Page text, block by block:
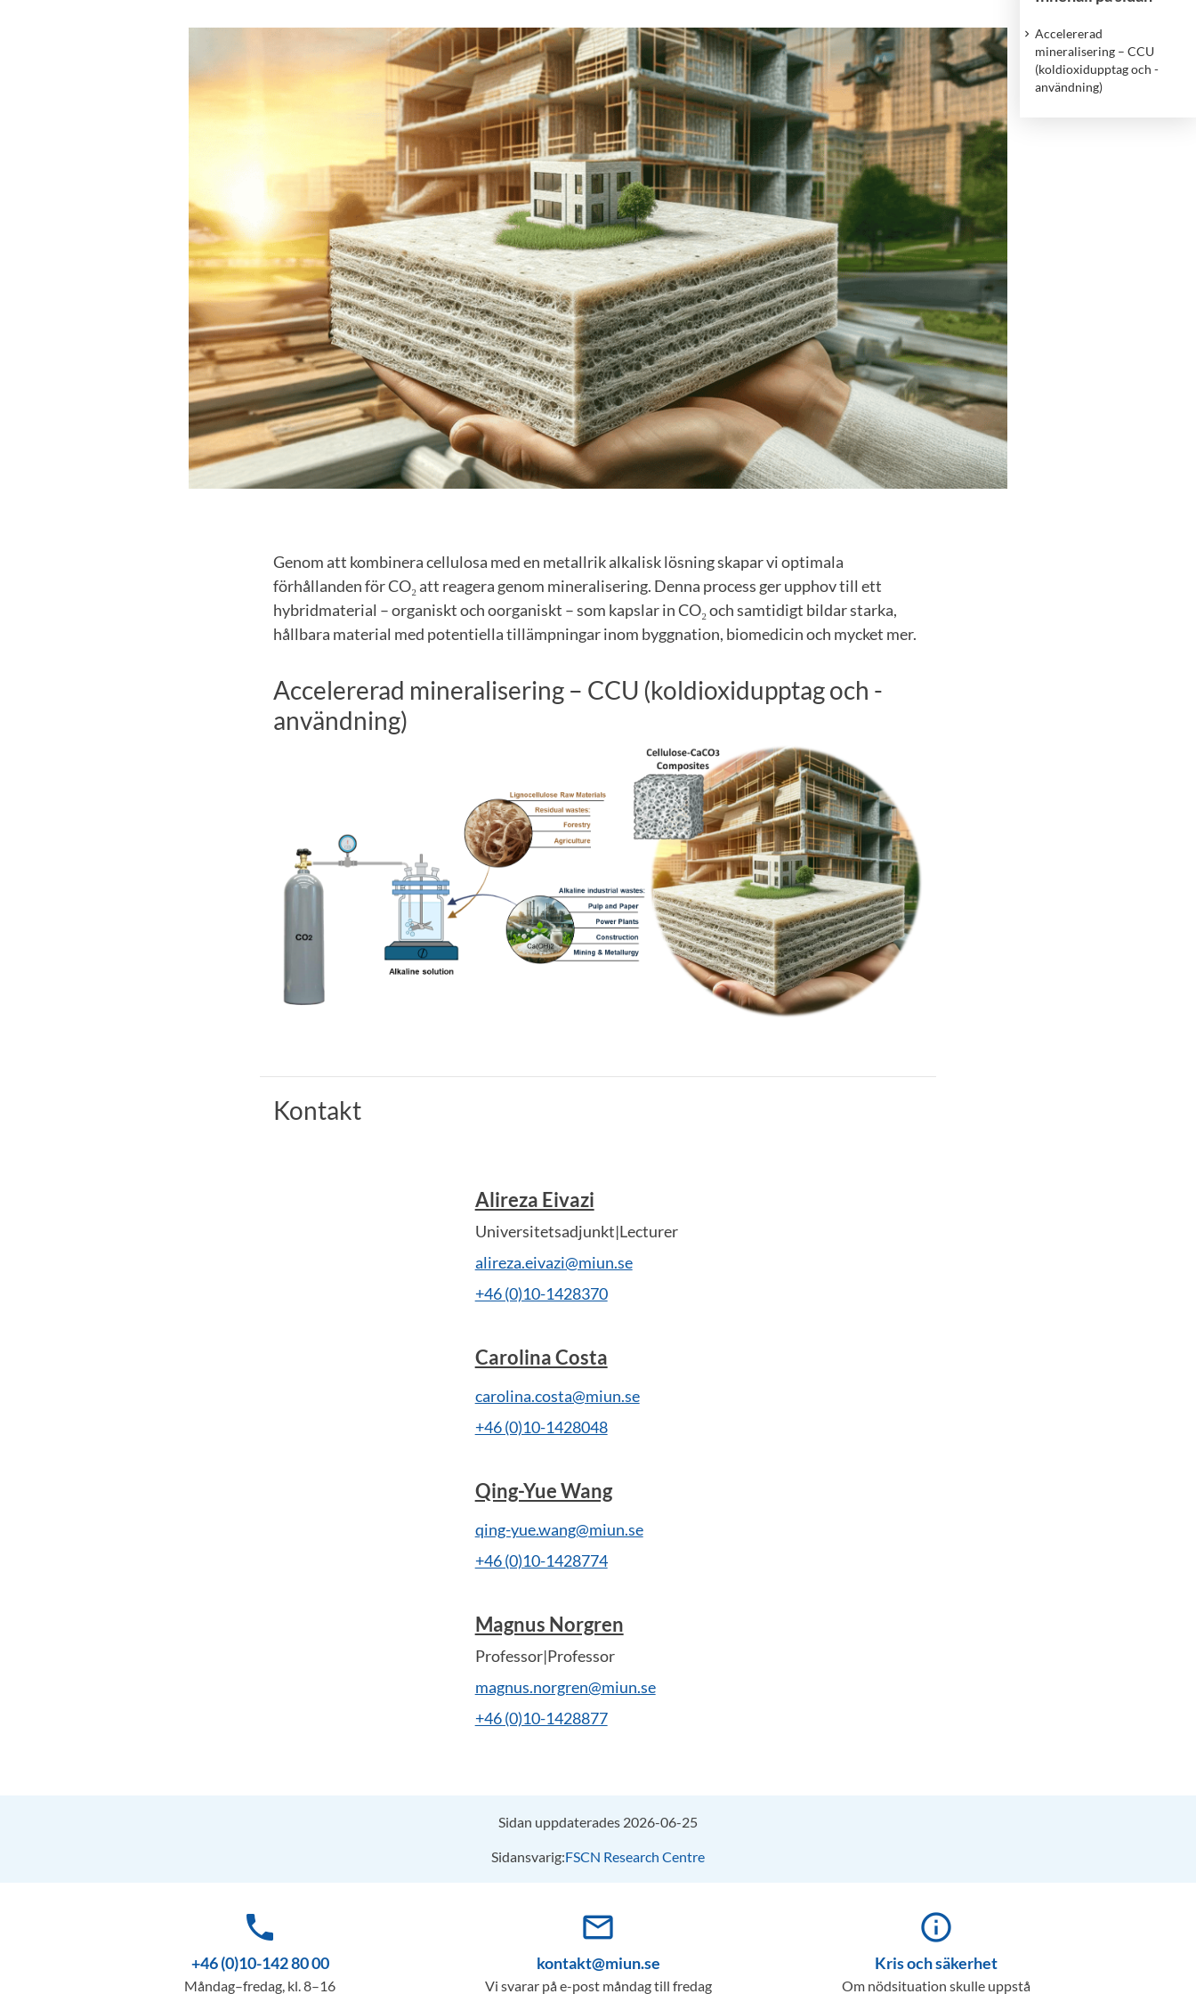
Accelererad
mineralisering – CCU
(koldioxidupptag och -
användning)
Genom att kombinera cellulosa med en metallrik alkalisk lösning skapar vi optimala
förhållanden för CO₂ att reagera genom mineralisering. Denna process ger upphov till ett
hybridmaterial – organiskt och oorganiskt – som kapslar in CO₂ och samtidigt bildar starka,
hållbara material med potentiella tillämpningar inom byggnation, biomedicin och mycket mer.
Accelererad mineralisering – CCU (koldioxidupptag och -
användning)
Kontakt
Alireza Eivazi
Universitetsadjunkt|Lecturer
alireza.eivazi@miun.se
+46 (0)10-1428370
Carolina Costa
carolina.costa@miun.se
+46 (0)10-1428048
Qing-Yue Wang
qing-yue.wang@miun.se
+46 (0)10-1428774
Magnus Norgren
Professor|Professor
magnus.norgren@miun.se
+46 (0)10-1428877
Sidan uppdaterades 2026-06-25
Sidansvarig:FSCN Research Centre
phone
+46 (0)10-142 80 00
Måndag–fredag, kl. 8–16
mail_outline
kontakt@miun.se
Vi svarar på e-post måndag till fredag
info_outline
Kris och säkerhet
Om nödsituation skulle uppstå